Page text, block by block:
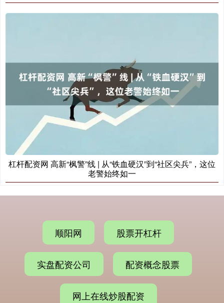
杠杆配资网 高新“枫警”线 | 从“铁血硬汉”到“社区尖兵”，这位
老警始终如一
顺阳网 股票开杠杆
实盘配资公司 配资概念股票
网上在线炒股配资